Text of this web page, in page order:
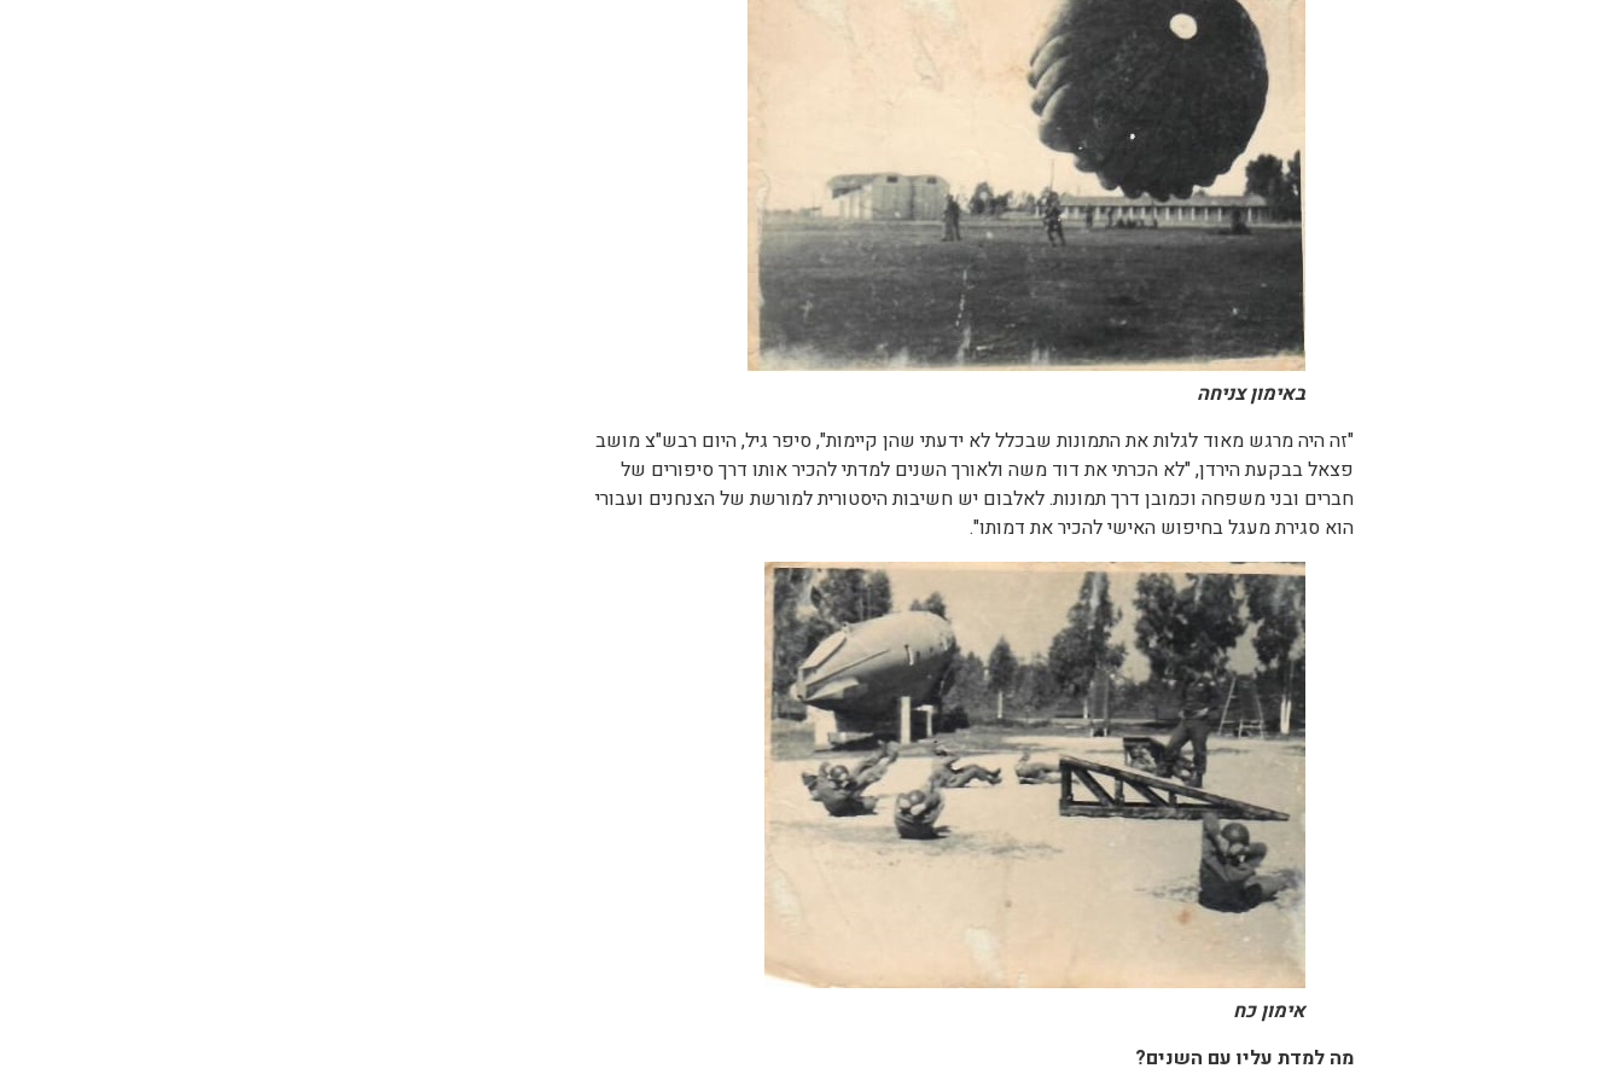
באימון צניחה
"זה היה מרגש מאוד לגלות את התמונות שבכלל לא ידעתי שהן קיימות", סיפר גיל, היום רבש"צ מושב
פצאל בבקעת הירדן, "לא הכרתי את דוד משה ולאורך השנים למדתי להכיר אותו דרך סיפורים של
חברים ובני משפחה וכמובן דרך תמונות. לאלבום יש חשיבות היסטורית למורשת של הצנחנים ועבורי
הוא סגירת מעגל בחיפוש האישי להכיר את דמותו".
אימון כח
מה למדת עליו עם השנים?